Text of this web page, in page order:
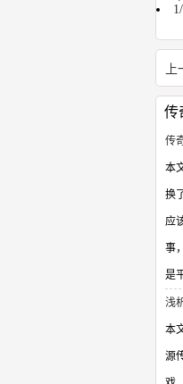
传
传
本
换
应
事
是
浅
本
源